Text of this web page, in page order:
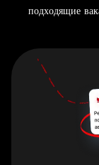
подходящие